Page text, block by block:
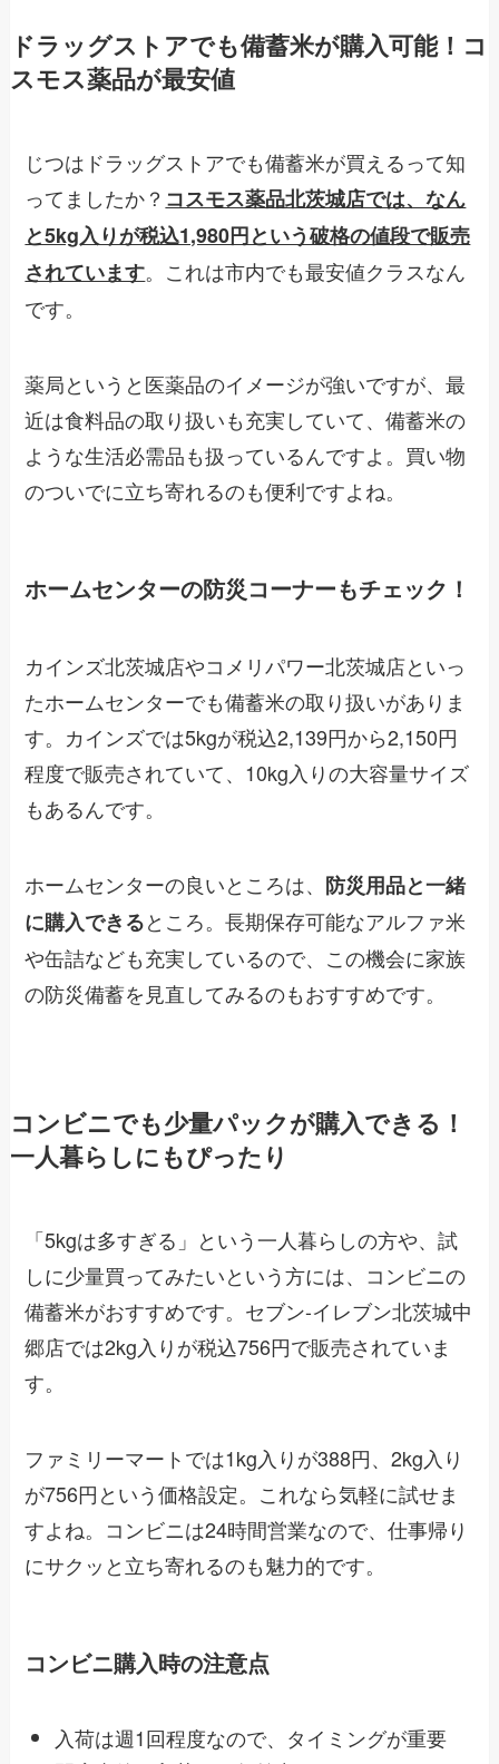
ドラッグストアでも備蓄米が購入可能！コ
スモス薬品が最安値
じつはドラッグストアでも備蓄米が買えるって知
ってましたか？ コスモス薬品北茨城店では、なん
と5kg入りが税込1,980円という破格の値段で販売
されています。これは市内でも最安値クラスなん
です。
薬局というと医薬品のイメージが強いですが、最
近は食料品の取り扱いも充実していて、備蓄米の
ような生活必需品も扱っているんですよ。買い物
のついでに立ち寄れるのも便利ですよね。
ホームセンターの防災コーナーもチェック！
カインズ北茨城店やコメリパワー北茨城店といっ
たホームセンターでも備蓄米の取り扱いがありま
す。カインズでは5kgが税込2,139円から2,150円
程度で販売されていて、10kg入りの大容量サイズ
もあるんです。
ホームセンターの良いところは、 防災用品と一緒
に購入できるところ。長期保存可能なアルファ米
や缶詰なども充実しているので、この機会に家族
の防災備蓄を見直してみるのもおすすめです。
コンビニでも少量パックが購入できる！
一人暮らしにもぴったり
「5kgは多すぎる」という一人暮らしの方や、試
しに少量買ってみたいという方には、コンビニの
備蓄米がおすすめです。セブン-イレブン北茨城中
郷店では2kg入りが税込756円で販売されていま
す。
ファミリーマートでは1kg入りが388円、2kg入り
が756円という価格設定。これなら気軽に試せま
すよね。コンビニは24時間営業なので、仕事帰り
にサクッと立ち寄れるのも魅力的です。
コンビニ購入時の注意点
入荷は週1回程度なので、タイミングが重要